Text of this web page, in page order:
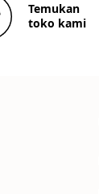
Temukan
toko kami